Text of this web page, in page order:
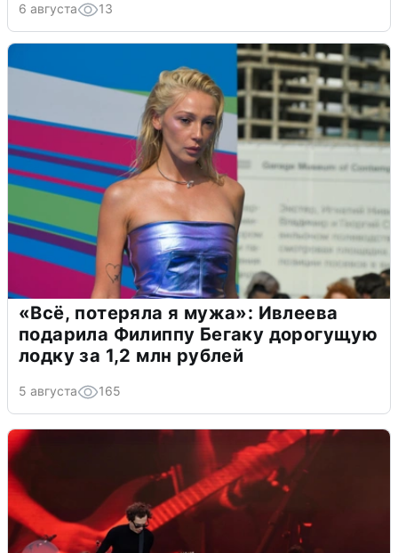
6 августа 13
«Всё, потеряла я мужа»: Ивлеева
подарила Филиппу Бегаку дорогущую
лодку за 1,2 млн рублей
5 августа 165